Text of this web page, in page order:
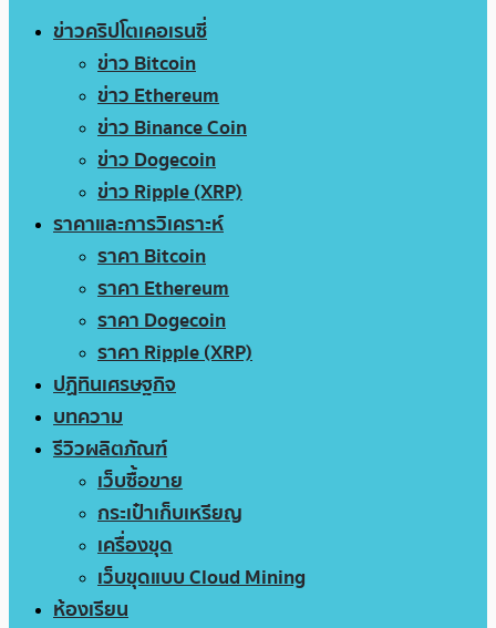
ข่าวคริปโตเคอเรนซี่
ข่าว Bitcoin
ข่าว Ethereum
ข่าว Binance Coin
ข่าว Dogecoin
ข่าว Ripple (XRP)
ราคาและการวิเคราะห์
ราคา Bitcoin
ราคา Ethereum
ราคา Dogecoin
ราคา Ripple (XRP)
ปฏิทินเศรษฐกิจ
บทความ
รีวิวผลิตภัณฑ์
เว็บซื้อขาย
กระเป๋าเก็บเหรียญ
เครื่องขุด
เว็บขุดแบบ Cloud Mining
ห้องเรียน